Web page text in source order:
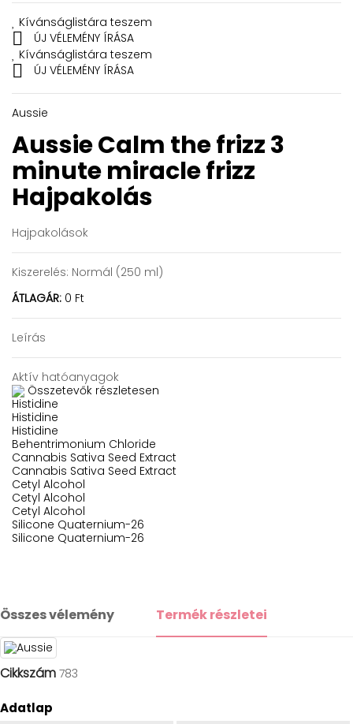
Kívánságlistára teszem

ÚJ VÉLEMÉNY ÍRÁSA
Kívánságlistára teszem
 ÚJ VÉLEMÉNY ÍRÁSA
Aussie
Aussie Calm the frizz 3
minute miracle frizz
Hajpakolás
Hajpakolások
Kiszerelés: Normál (250 ml)
ÁTLAGÁR: 0 Ft
Leírás
Aktív hatóanyagok
Összetevők részletesen
Histidine
Histidine
Histidine
Behentrimonium Chloride
Cannabis Sativa Seed Extract
Cannabis Sativa Seed Extract
Cetyl Alcohol
Cetyl Alcohol
Cetyl Alcohol
Silicone Quaternium-26
Silicone Quaternium-26
Összes vélemény Termék részletei
Cikkszám 783
Adatlap